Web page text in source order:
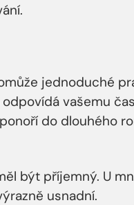
jednoduché
vašemu
do dlouhého
být příjemný. U
usnadní.